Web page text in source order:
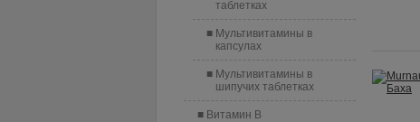
таблетках
Мультивитамины в
капсулах
Мультивитамины в
шипучих таблетках
Витамин B